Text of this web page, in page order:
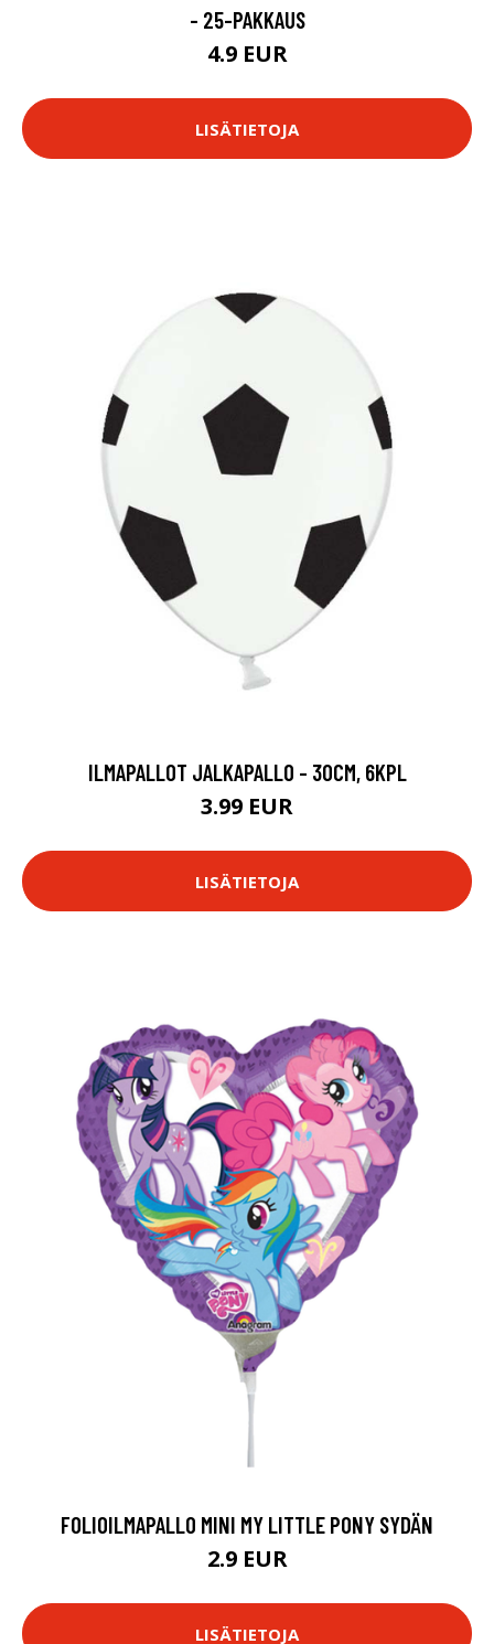
- 25-PAKKAUS
4.9 EUR
LISÄTIETOJA
ILMAPALLOT JALKAPALLO - 30CM, 6KPL
3.99 EUR
LISÄTIETOJA
FOLIOILMAPALLO MINI MY LITTLE PONY SYDÄN
2.9 EUR
LISÄTIETOJA